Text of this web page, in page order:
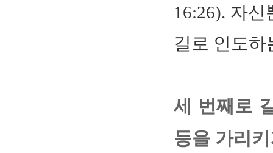
16:26). 자
길로 인도하
세 번째로
등을 가리